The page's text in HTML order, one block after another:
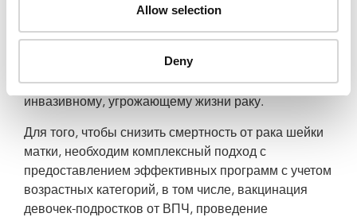
Allow selection
Deny
ослабленной иммунной системой сложнее
образований, которые, при отсутствии
надлежащего лечения быстро приведут к
инвазивному, угрожающему жизни раку.
Для того, чтобы снизить смертность от рака шейки
матки, необходим комплексный подход с
предоставлением эффективных программ с учетом
возрастных категорий, в том числе, вакцинация
девочек-подростков от ВПЧ, проведение